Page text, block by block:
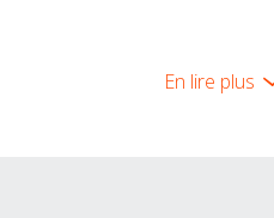
En lire plus